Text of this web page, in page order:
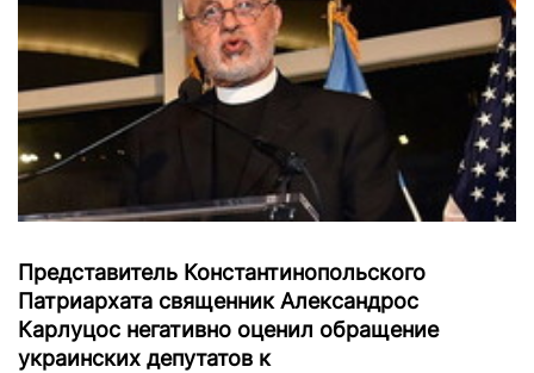
Представитель Константинопольского
Патриархата священник Александрос
Карлуцос негативно оценил обращение
украинских депутатов к